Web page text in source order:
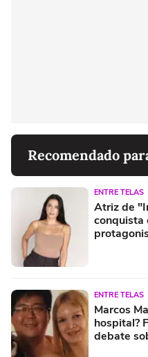
Recomendado
ENTRE TELAS
Atriz de
conquista
ENTRE TELAS
Marcos
hospital?
debate